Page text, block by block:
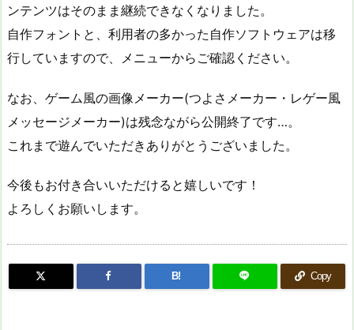
ンテンツはそのまま継続できなくなりました。
自作フォントと、利用者の多かった自作ソフトウェアは移
行していますので、メニューからご確認ください。
なお、ゲーム風の画像メーカー(つよさメーカー・レゲー風
メッセージメーカー)は残念ながら公開終了です…。
これまで遊んでいただきありがとうございました。
今後もお付き合いいただけると嬉しいです！
よろしくお願いします。
B! Copy